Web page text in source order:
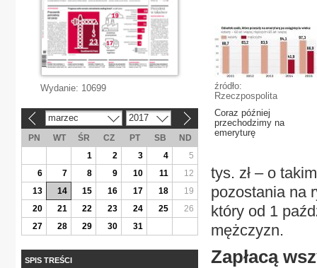
źródło:
Rzeczpospolita
Coraz później
przechodzimy na
emeryturę
tys. zł – o
pozostania na
który od 1
mężczyzn.
Zapłacą
Wydanie: 10699
marzec 2017
PN WT ŚR CZ PT SB
ND
1
2 3 4
5
6
7 8 9 10 11
12
13
14 15 16 17 18
19
20
21 22 23 24 25
26
27
28 29 30 31
SPIS TREŚCI